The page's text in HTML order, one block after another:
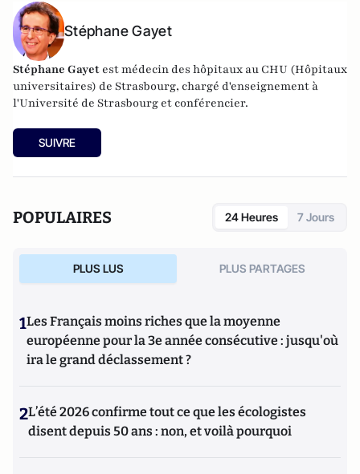
Stéphane Gayet
Stéphane Gayet est médecin des hôpitaux au CHU (Hôpitaux
universitaires) de Strasbourg, chargé d'enseignement à
l'Université de Strasbourg et conférencier.
SUIVRE
POPULAIRES 24 Heures 7 Jours
PLUS LUS PLUS PARTAGES
1Les Français moins riches que la moyenne
européenne pour la 3e année consécutive : jusqu'où
ira le grand déclassement ?
2L’été 2026 confirme tout ce que les écologistes
disent depuis 50 ans : non, et voilà pourquoi